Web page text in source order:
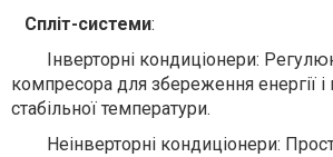
Спліт-системи:
Інверторні кондиціонери:
компресора для збереження енергії і
стабільної температури.
Неінверторні кондиціонери: